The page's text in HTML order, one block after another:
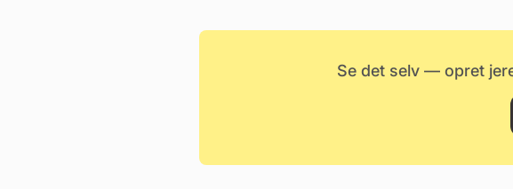
Se det selv — opret